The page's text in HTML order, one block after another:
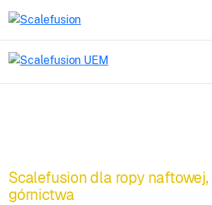
Scalefusion dla ropy naftowej,
górnictwa